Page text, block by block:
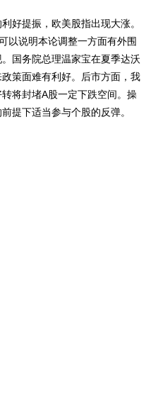
提振，欧美股指出现大涨。
以说明本论调整一方面有外围
国务院总理温家宝在夏季达沃
策面难有利好。后市方面，我
将封堵A股一定下跌空间。操
提下适当参与个股的反弹。